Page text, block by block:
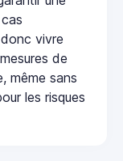
vivre
de
même sans
les risques